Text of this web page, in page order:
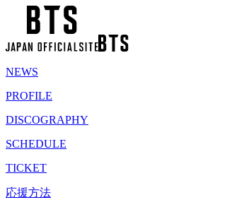
NEWS
PROFILE
DISCOGRAPHY
SCHEDULE
TICKET
応援方法